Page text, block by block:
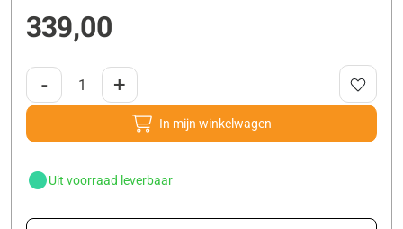
339,00
- +
In mijn winkelwagen
Uit voorraad leverbaar